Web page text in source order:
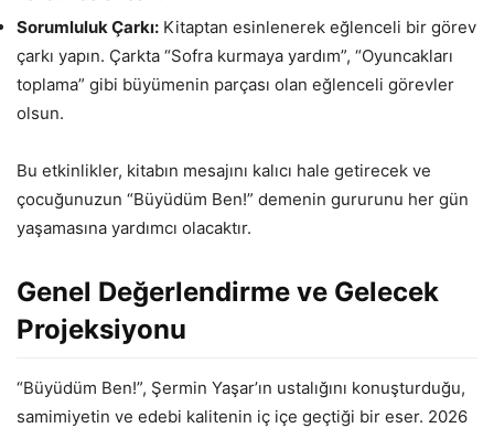
Sorumluluk Çarkı: Kitaptan esinlenerek eğlenceli bir görev
çarkı yapın. Çarkta “Sofra kurmaya yardım”, “Oyuncakları
toplama” gibi büyümenin parçası olan eğlenceli görevler
olsun.
Bu etkinlikler, kitabın mesajını kalıcı hale getirecek ve
çocuğunuzun “Büyüdüm Ben!” demenin gururunu her gün
yaşamasına yardımcı olacaktır.
Genel Değerlendirme ve Gelecek
Projeksiyonu
“Büyüdüm Ben!”, Şermin Yaşar’ın ustalığını konuşturduğu,
samimiyetin ve edebi kalitenin iç içe geçtiği bir eser. 2026